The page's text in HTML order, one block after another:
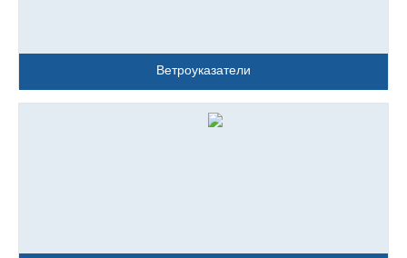
Ветроуказатели